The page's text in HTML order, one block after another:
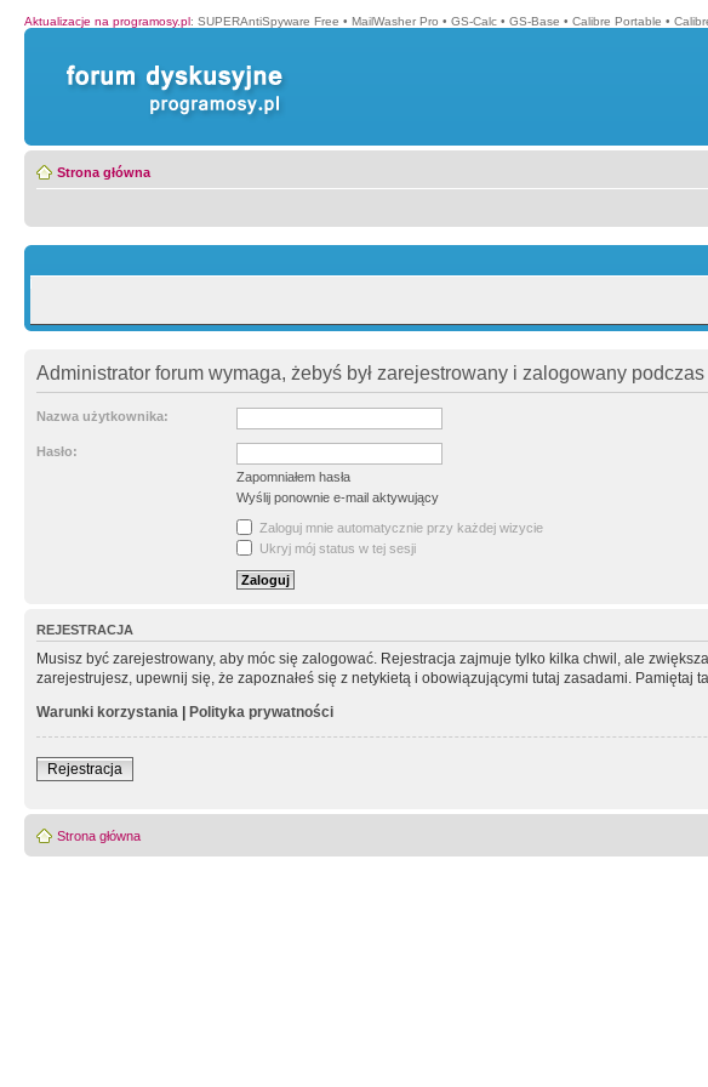
Aktualizacje na programosy.pl: SUPERAntiSpyware Free • MailWasher Pro • GS-Calc • GS-Base • Calibre Portable •
Strona główna
Administrator forum wymaga, żebyś był zarejestrowany i zalogowany
Nazwa użytkownika:
Hasło:
Zapomniałem hasła
Wyślij ponownie e-mail aktywujący
Zaloguj mnie automatycznie przy każdej wizycie
Ukryj mój status w tej sesji
REJESTRACJA
Musisz być zarejestrowany, aby móc się zalogować. Rejestracja zajmuje tylko kilka chwil, ale
zarejestrujesz, upewnij się, że zapoznałeś się z netykietą i obowiązującymi tutaj zasadami. Pamiętaj
Warunki korzystania | Polityka prywatności
Rejestracja
Strona główna